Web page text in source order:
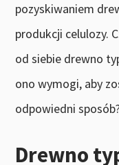
pozyskiwaniem
produkcji celulozy.
od siebie drewno
ono wymogi, aby
odpowiedni
Drewno